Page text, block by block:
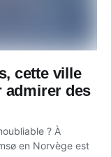
cette ville
admirer des
? À
en Norvège est